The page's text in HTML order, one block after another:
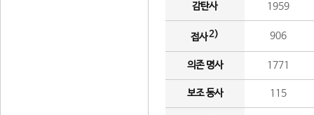
감탄사 1959
접사2) 906
의존 명사 1771
보조 동사 115